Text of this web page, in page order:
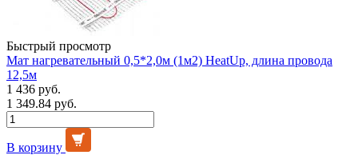
Быстрый просмотр
Мат нагревательный 0,5*2,0м (1м2) HeatUp, длина провода
12,5м
1 436 руб.
1 349.84 руб.
В корзину